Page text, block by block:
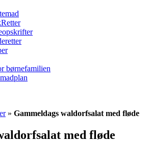
børnefamilien
» Gammeldags waldorfsalat med fløde
med fløde